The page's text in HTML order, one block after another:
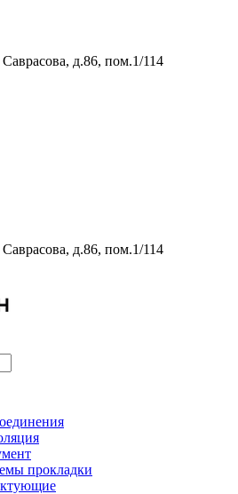
д.86, пом.1/114
д.86, пом.1/114
прокладки